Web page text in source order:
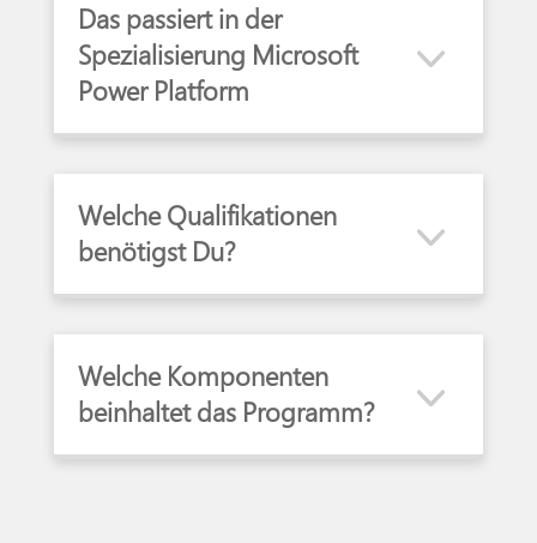
Das passiert in der
Spezialisierung Microsoft
Power Platform
Welche Qualifikationen
benötigst Du?
Welche Komponenten
beinhaltet das Programm?